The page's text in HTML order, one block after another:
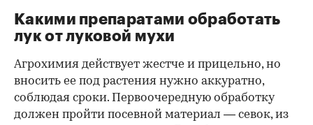
Какими препаратами обработать
лук от луковой мухи
Агрохимия действует жестче и прицельно, но
вносить ее под растения нужно аккуратно,
соблюдая сроки. Первоочередную обработку
должен пройти посевной материал — севок, из